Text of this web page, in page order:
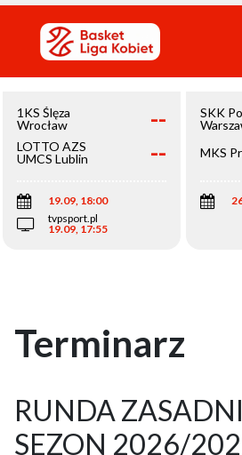
1KS Ślęza
Wrocław
--
LOTTO AZS
UMCS Lublin
--
19.09, 18:00
tvpsport.pl
19.09, 17:55
SKK
MKS
Terminarz
RUNDA
SEZON 2026/